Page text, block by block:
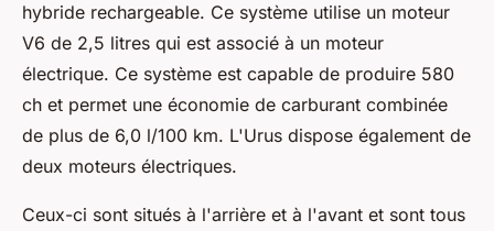
hybride rechargeable. Ce système utilise un moteur
V6 de 2,5 litres qui est associé à un moteur
électrique. Ce système est capable de produire 580
ch et permet une économie de carburant combinée
de plus de 6,0 l/100 km. L'Urus dispose également de
deux moteurs électriques.
Ceux-ci sont situés à l'arrière et à l'avant et sont tous